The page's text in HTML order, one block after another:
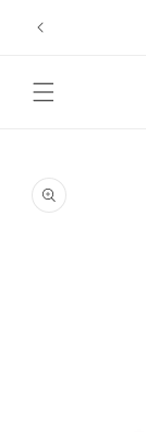
directamente
a la
información